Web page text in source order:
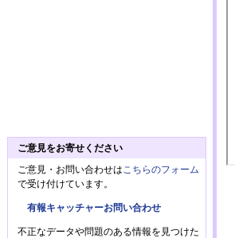
ご意見をお寄せください
ご意見・お問い合わせは こちらのフォーム
で受け付けています。
有報キャッチャーお問い合わせ
不正なデータや問題のある情報を見つけた